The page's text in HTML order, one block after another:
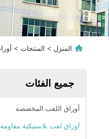
المنزل > المنتجات >
جميع الفئات
أوراق اللعب المخصصة
أوراق لعب بلاستيكية مقاومة